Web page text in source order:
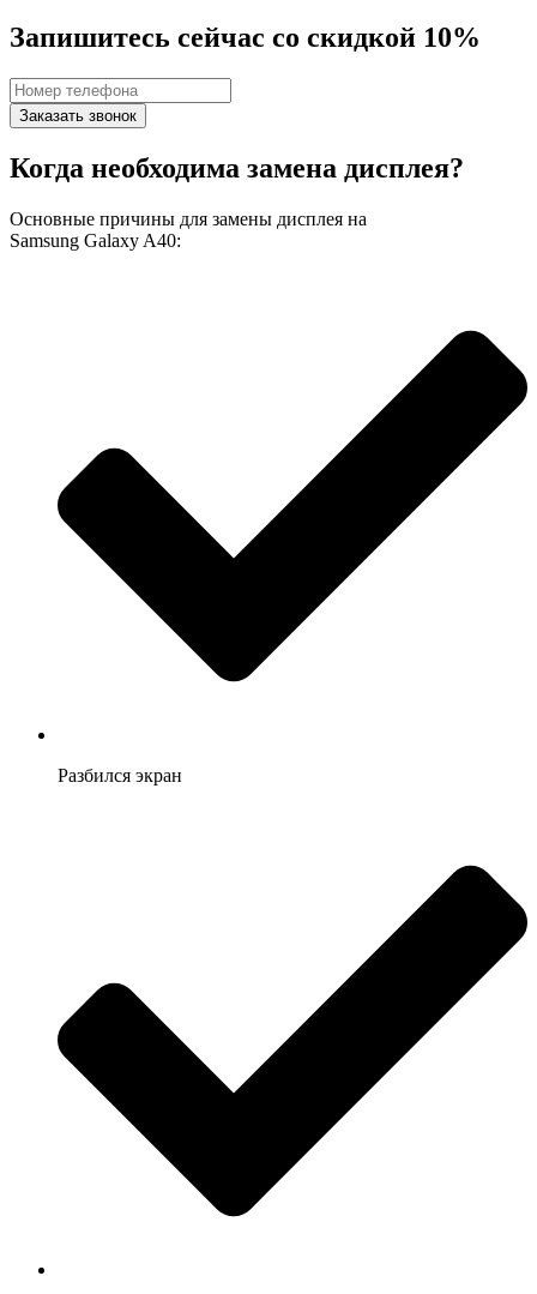
Запишитесь сейчас со скидкой 10%
Заказать звонок
Когда необходима замена дисплея?
Основные причины для замены дисплея на
Samsung Galaxy A40:
Разбился экран